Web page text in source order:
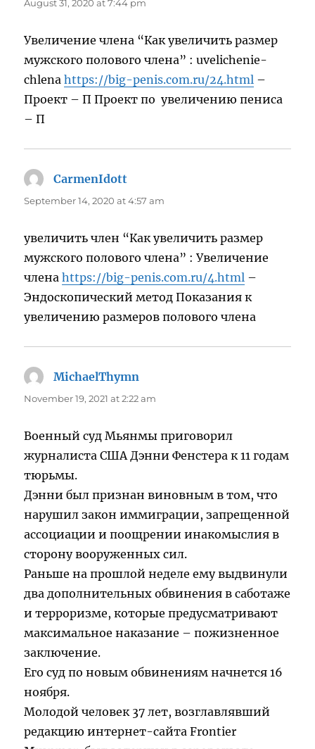
August 31, 2020 at 7:44 pm
Увеличение члена “Как увеличить размер
мужского полового члена” : uvelichenie-
chlenahttps://big-penis.com.ru/24.html –
Проект – П Проект по увеличению пениса
– П
CarmenIdott
September 14, 2020 at 4:57 am
увеличить член “Как увеличить размер
мужского полового члена” : Увеличение
членаhttps://big-penis.com.ru/4.html –
Эндоскопический метод Показания к
увеличению размеров полового члена
MichaelThymn
November 19, 2021 at 2:22 am
Военный суд Мьянмы приговорил
журналиста США Дэнни Фенстера к 11 годам
тюрьмы.
Дэнни был признан виновным в том, что
нарушил закон иммиграции, запрещенной
ассоциации и поощрении инакомыслия в
сторону вооруженных сил.
Раньше на прошлой неделе ему выдвинули
два дополнительных обвинения в саботаже
и терроризме, которые предусматривают
максимальное наказание – пожизненное
заключение.
Его суд по новым обвинениям начнется 16
ноября.
Молодой человек 37 лет, возглавлявший
редакцию интернет-сайта Frontier